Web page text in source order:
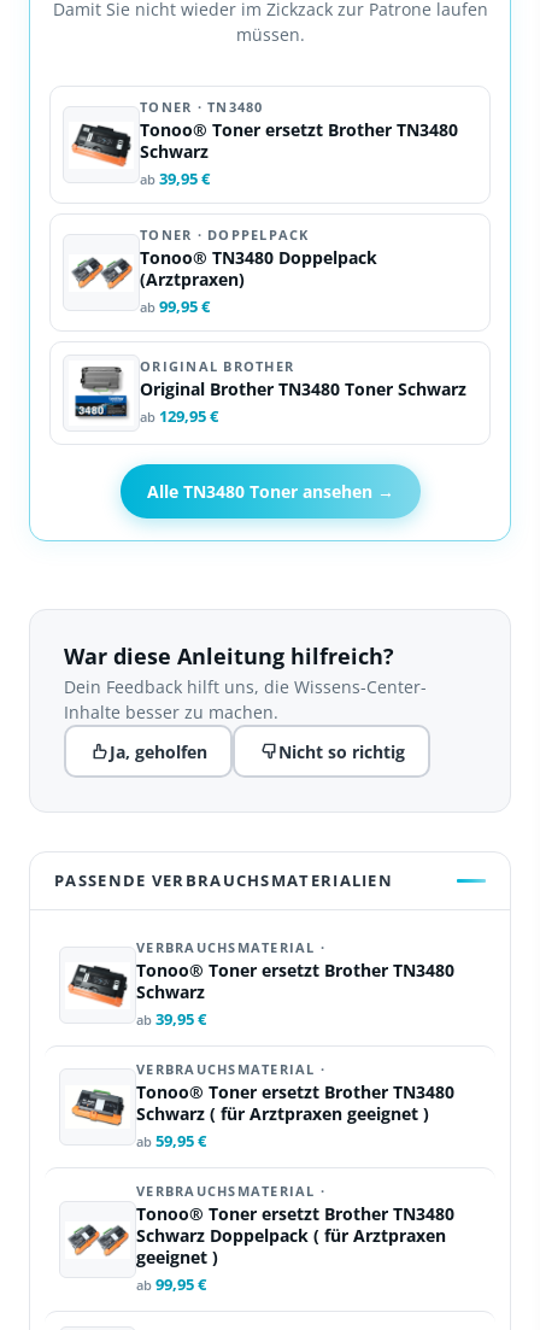
Damit Sie nicht wieder im Zickzack zur Patrone laufen
müssen.
TONER · TN3480
Tonoo® Toner ersetzt Brother TN3480
Schwarz
ab 39,95 €
TONER · DOPPELPACK
Tonoo® TN3480 Doppelpack
(Arztpraxen)
ab 99,95 €
ORIGINAL BROTHER
Original Brother TN3480 Toner Schwarz
ab 129,95 €
Alle TN3480 Toner ansehen →
War diese Anleitung hilfreich?
Dein Feedback hilft uns, die Wissens-Center-
Inhalte besser zu machen.
Ja, geholfen
Nicht so richtig
PASSENDE VERBRAUCHSMATERIALIEN
VERBRAUCHSMATERIAL ·
Tonoo® Toner ersetzt Brother TN3480
Schwarz
ab 39,95 €
VERBRAUCHSMATERIAL ·
Tonoo® Toner ersetzt Brother TN3480
Schwarz ( für Arztpraxen geeignet )
ab 59,95 €
VERBRAUCHSMATERIAL ·
Tonoo® Toner ersetzt Brother TN3480
Schwarz Doppelpack ( für Arztpraxen
geeignet )
ab 99,95 €